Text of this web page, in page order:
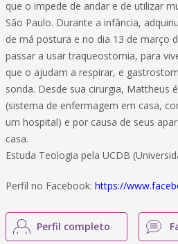
que o impede de andar e de utilizar
São Paulo. Durante a infância,
de má postura e no dia 13 de março
passar a usar traqueostomia, para
que o ajudam a respirar, e
sonda. Desde sua cirurgia, Mattheus
(sistema de enfermagem em casa,
um hospital) e por causa de seus
casa.
Estuda Teologia pela UCDB
Perfil no Facebook: https://
Perfil completo